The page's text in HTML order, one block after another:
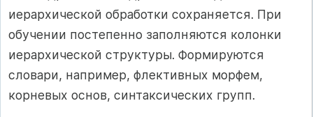
иерархической обработки сохраняется. При
обучении постепенно заполняются колонки
иерархической структуры. Формируются
словари, например, флективных морфем,
корневых основ, синтаксических групп.